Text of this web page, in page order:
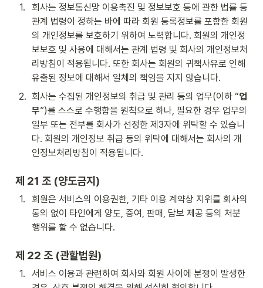
1.
회사는 정보통신망 이용촉진 및 정보보호 등에 관한 법률 등
관계 법령이 정하는 바에 따라 회원 등록정보를 포함한 회원
의 개인정보를 보호하기 위하여 노력합니다. 회원의 개인정
보보호 및 사용에 대해서는 관계 법령 및 회사의 개인정보처
리방침이 적용됩니다. 또한 회사는 회원의 귀책사유로 인해
유출된 정보에 대해서 일체의 책임을 지지 않습니다.
2. 회사는 수집된 개인정보의 취급 및 관리 등의 업무(이하 “업
무”)를 스스로 수행함을 원칙으로 하나, 필요한 경우 업무의
일부 또는 전부를 회사가 선정한 제3자에 위탁할 수 있습니
다. 회원의 개인정보 취급 등의 위탁에 대해서는 회사의 개
인정보처리방침이 적용됩니다.
제 21 조 (양도금지)
1.
회원은 서비스의 이용권한, 기타 이용 계약상 지위를 회사의
동의 없이 타인에게 양도, 증여, 판매, 담보 제공 등의 처분
행위를 할 수 없습니다.
제 22 조 (관할법원)
1.
서비스 이용과 관련하여 회사와 회원 사이에 분쟁이 발생한